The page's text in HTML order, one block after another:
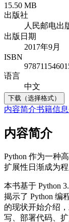
15.50 MB
出版社
人民邮电出
出版日期
2017年9月
ISBN
语言
中文
下载（选择格式）
内容简介书籍信息
内容简介
Python 作为一种
扩展性日渐成为
本书基于 Python
揭示了 Python 编
的现状开始介绍
写、部署代码、